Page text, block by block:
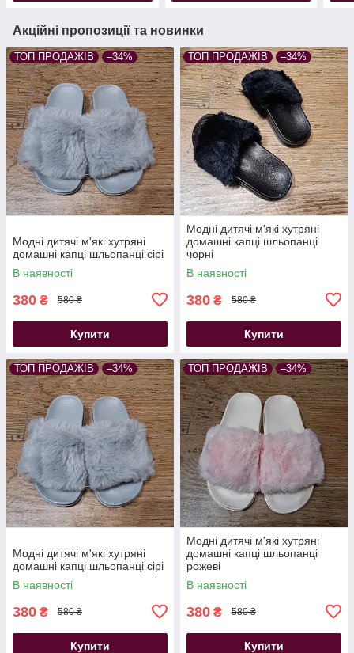
Акційні пропозиції та новинки
ТОП ПРОДАЖІВ –34%
Модні дитячі м'які хутряні
домашні капці шльопанці сірі
В наявності
380 ₴ 580 ₴
Купити
ТОП ПРОДАЖІВ –34%
Модні дитячі м'які хутряні
домашні капці шльопанці
чорні
В наявності
380 ₴ 580 ₴
Купити
ТОП ПРОДАЖІВ –34%
Модні дитячі м'які хутряні
домашні капці шльопанці сірі
В наявності
380 ₴ 580 ₴
Купити
ТОП ПРОДАЖІВ –34%
Модні дитячі м'які хутряні
домашні капці шльопанці
рожеві
В наявності
380 ₴ 580 ₴
Купити